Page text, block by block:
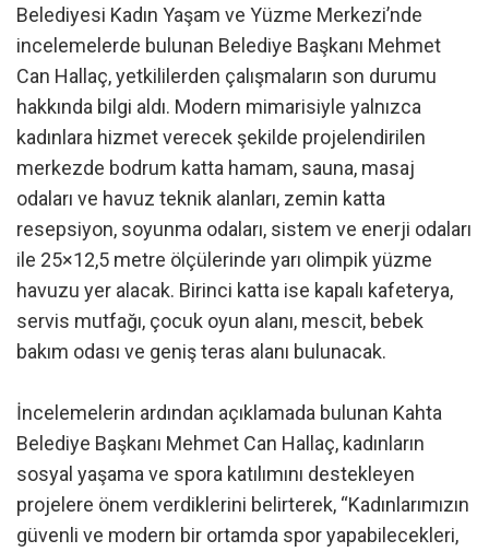
Belediyesi Kadın Yaşam ve Yüzme Merkezi’nde
incelemelerde bulunan Belediye Başkanı Mehmet
Can Hallaç, yetkililerden çalışmaların son durumu
hakkında bilgi aldı. Modern mimarisiyle yalnızca
kadınlara hizmet verecek şekilde projelendirilen
merkezde bodrum katta hamam, sauna, masaj
odaları ve havuz teknik alanları, zemin katta
resepsiyon, soyunma odaları, sistem ve enerji odaları
ile 25×12,5 metre ölçülerinde yarı olimpik yüzme
havuzu yer alacak. Birinci katta ise kapalı kafeterya,
servis mutfağı, çocuk oyun alanı, mescit, bebek
bakım odası ve geniş teras alanı bulunacak.
İncelemelerin ardından açıklamada bulunan Kahta
Belediye Başkanı Mehmet Can Hallaç, kadınların
sosyal yaşama ve spora katılımını destekleyen
projelere önem verdiklerini belirterek, “Kadınlarımızın
güvenli ve modern bir ortamda spor yapabilecekleri,